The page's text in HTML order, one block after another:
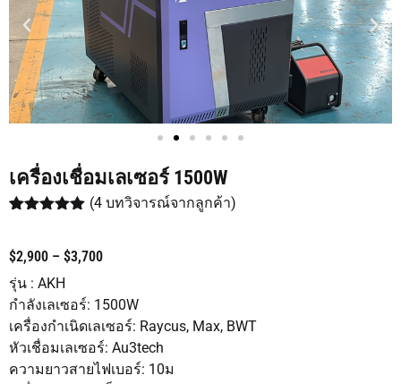
เครื่องเชื่อมเลเซอร์ 1500W
คะแนนเต็ม
บน
การให้
คะแนนของ
ลูกค้า
(4 บทวิจารณ์จากลูกค้า)
$2,900 – $3,700
รุ่น : AKH
กำลังเลเซอร์: 1500W
เครื่องกำเนิดเลเซอร์: Raycus, Max, BWT
หัวเชื่อมเลเซอร์: Au3tech
ความยาวสายไฟเบอร์: 10ม